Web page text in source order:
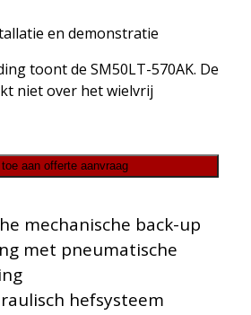
en demonstratie
toont de SM50LT-570AK. De
niet over het wielvrij
aan offerte aanvraag
mechanische back-up
met pneumatische
hefsysteem